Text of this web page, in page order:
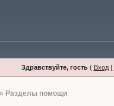
Здравствуйте, гость( Вход|
» Разделы помощи